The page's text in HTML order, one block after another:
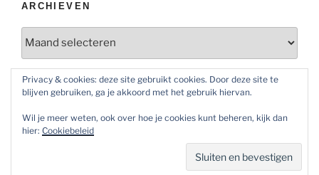
ARCHIEVEN
SOCIAL MEDIA
Bekijk
het
Bekijk
het
Bekijk
het
Privacy & cookies: deze site gebruikt cookies. Door deze site te
blijven gebruiken, ga je akkoord met het gebruik hiervan.
Wil je meer weten, ook over hoe je cookies kunt beheren, kijk dan
hier: Cookiebeleid